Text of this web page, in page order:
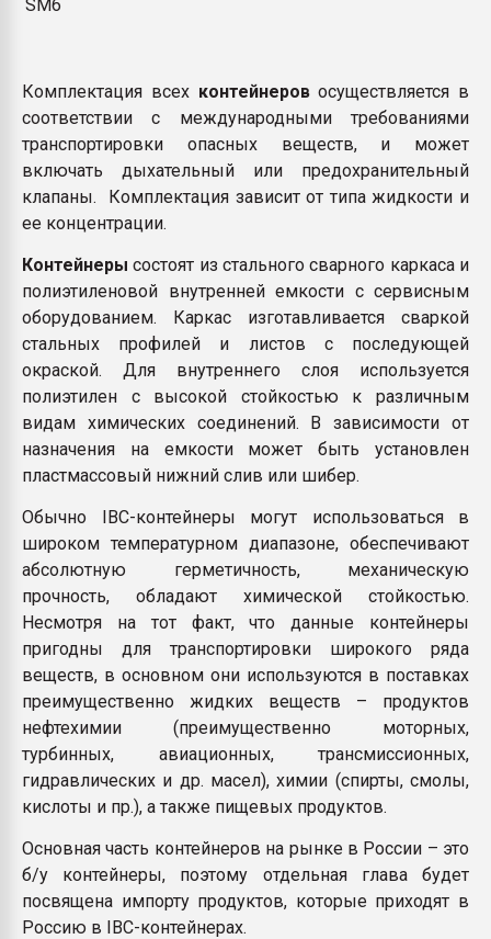
SM6
Комплектация всех контейнеровосуществляется в
соответствии с международными требованиями
транспортировки опасных веществ, и может
включать дыхательный или предохранительный
клапаны. Комплектация зависит от типа жидкости и
ее концентрации.
Контейнеры состоят из стального сварного каркаса и
полиэтиленовой внутренней емкости с сервисным
оборудованием. Каркас изготавливается сваркой
стальных профилей и листов с последующей
окраской. Для внутреннего слоя используется
полиэтилен с высокой стойкостью к различным
видам химических соединений. В зависимости от
назначения на емкости может быть установлен
пластмассовый нижний слив или шибер.
Обычно IBC-контейнеры могут использоваться в
широком температурном диапазоне, обеспечивают
абсолютную герметичность, механическую
прочность, обладают химической стойкостью.
Несмотря на тот факт, что данные контейнеры
пригодны для транспортировки широкого ряда
веществ, в основном они используются в поставках
преимущественно жидких веществ – продуктов
нефтехимии (преимущественно моторных,
турбинных, авиационных, трансмиссионных,
гидравлических и др. масел), химии (спирты, смолы,
кислоты и пр.), а также пищевых продуктов.
Основная часть контейнеров на рынке в России – это
б/у контейнеры, поэтому отдельная глава будет
посвящена импорту продуктов, которые приходят в
Россию в IBC-контейнерах.